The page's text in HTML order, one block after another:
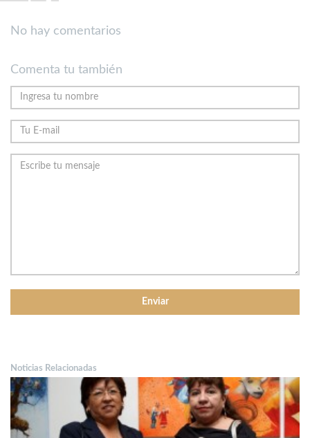
No hay comentarios
Comenta tu también
Noticias Relacionadas